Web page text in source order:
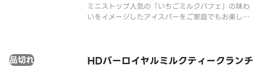
ミニストップ人気の「いちごミルクパフェ」の味わ
いをイメージしたアイスバーをご家庭でもお楽しみ
HDバーロイヤルミルクティークランチ
品切れ